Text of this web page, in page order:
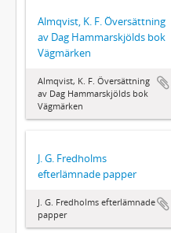
Almqvist, K. F. Översättning
av Dag Hammarskjölds bok
Vägmärken
Almqvist, K. F. Översättning
av Dag Hammarskjölds bok
Vägmärken
J. G. Fredholms
efterlämnade papper
J. G. Fredholms efterlämnade
papper